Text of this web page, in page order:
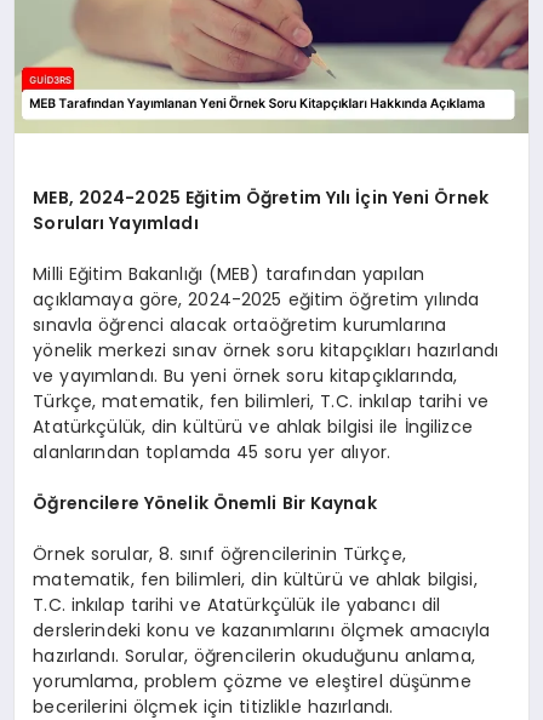
MEB, 2024-2025 Eğitim Öğretim Yılı İçin Yeni Örnek
Soruları Yayımladı
Milli Eğitim Bakanlığı (MEB) tarafından yapılan
açıklamaya göre, 2024-2025 eğitim öğretim yılında
sınavla öğrenci alacak ortaöğretim kurumlarına
yönelik merkezi sınav örnek soru kitapçıkları hazırlandı
ve yayımlandı. Bu yeni örnek soru kitapçıklarında,
Türkçe, matematik, fen bilimleri, T.C. inkılap tarihi ve
Atatürkçülük, din kültürü ve ahlak bilgisi ile İngilizce
alanlarından toplamda 45 soru yer alıyor.
Öğrencilere Yönelik Önemli Bir Kaynak
Örnek sorular, 8. sınıf öğrencilerinin Türkçe,
matematik, fen bilimleri, din kültürü ve ahlak bilgisi,
T.C. inkılap tarihi ve Atatürkçülük ile yabancı dil
derslerindeki konu ve kazanımlarını ölçmek amacıyla
hazırlandı. Sorular, öğrencilerin okuduğunu anlama,
yorumlama, problem çözme ve eleştirel düşünme
becerilerini ölçmek için titizlikle hazırlandı.